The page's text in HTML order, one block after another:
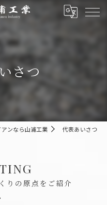
さつ
ンなら山浦工業 代表あいさつ
りの原点をご紹介